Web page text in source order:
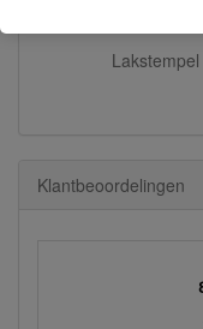
Klantbeoordelingen